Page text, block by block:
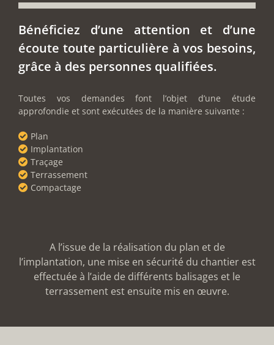
Bénéficiez d’une attention et d’une
écoute toute particulière à vos besoins,
grâce à des personnes qualifiées.
Toutes vos demandes font l’objet d’une étude
approfondie et sont exécutées de la manière suivante :
Plan
Implantation
Traçage
Terrassement
Compactage
A l’issue de la réalisation du plan et de
l’implantation, une mise en sécurité du chantier est
effectuée à l’aide de différents balisages et le
terrassement est ensuite mis en œuvre.